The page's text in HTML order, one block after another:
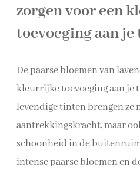
zorgen voor een
toevoeging aan
De paarse bloemen van
kleurrijke toevoeging aan je
levendige tinten brengen ze
aantrekkingskracht, maar
schoonheid in de
intense paarse bloemen en